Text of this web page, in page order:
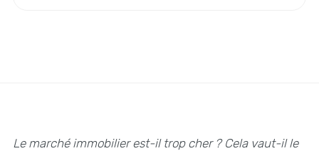
Le marché immobilier est-il trop cher ? Cela vaut-il le